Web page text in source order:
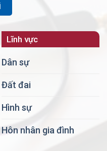
Lĩnh vực
Dân sự
Đất đai
Hình sự
Hôn nhân gia đình